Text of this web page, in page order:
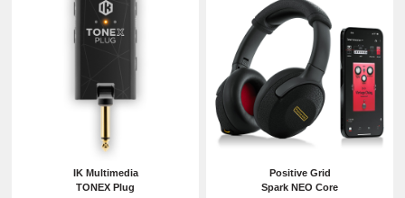
IK Multimedia
TONEX Plug
Positive Grid
Spark NEO Core